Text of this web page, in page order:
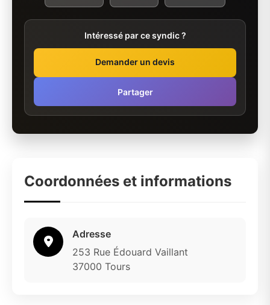
Intéressé par ce syndic ?
Demander un devis
Partager
Coordonnées et informations
Adresse
253 Rue Édouard Vaillant
37000 Tours